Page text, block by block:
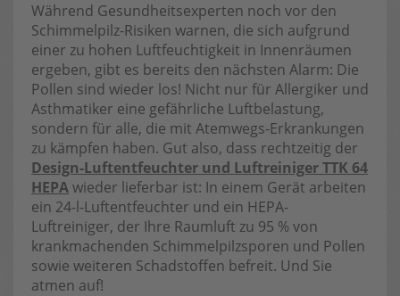
Während Gesundheitsexperten noch vor den
Schimmelpilz-Risiken warnen, die sich aufgrund
einer zu hohen Luftfeuchtigkeit in Innenräumen
ergeben, gibt es bereits den nächsten Alarm: Die
Pollen sind wieder los! Nicht nur für Allergiker und
Asthmatiker eine gefährliche Luftbelastung,
sondern für alle, die mit Atemwegs-Erkrankungen
zu kämpfen haben. Gut also, dass rechtzeitig der
Design-Luftentfeuchter und Luftreiniger TTK 64
HEPAwieder lieferbar ist: In einem Gerät arbeiten
ein 24-l-Luftentfeuchter und ein HEPA-
Luftreiniger, der Ihre Raumluft zu 95 % von
krankmachenden Schimmelpilzsporen und Pollen
sowie weiteren Schadstoffen befreit. Und Sie
atmen auf!